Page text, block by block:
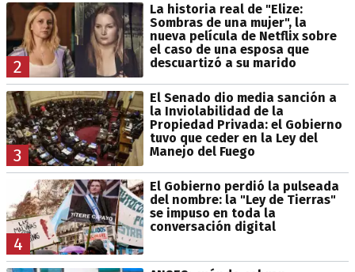
2
La historia real de "Elize:
Sombras de una mujer", la
nueva película de Netflix sobre
el caso de una esposa que
descuartizó a su marido
3
El Senado dio media sanción a
la Inviolabilidad de la
Propiedad Privada: el Gobierno
tuvo que ceder en la Ley del
Manejo del Fuego
4
El Gobierno perdió la pulseada
del nombre: la "Ley de Tierras"
se impuso en toda la
conversación digital